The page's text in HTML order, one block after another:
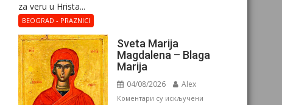
za veru u Hrista...
BEOGRAD - PRAZNICI
Sveta Marija
Magdalena – Blaga
Marija
04/08/2026 Alex
Коментари су искљученина